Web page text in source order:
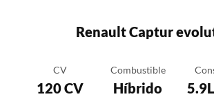
Renault Captur
CV
120 CV
Combustible
Híbrido